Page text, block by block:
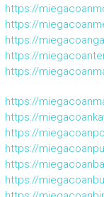
https://
https://
https://
https://
https://
https://
https://
https://
https://
https://
https://